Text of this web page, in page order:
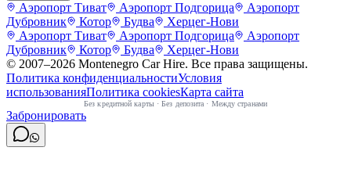
Аэропорт Тиват Аэропорт Подгорица
Аэропорт
Дубровник
Котор Будва
Херцег-Нови
Аэропорт Тиват
Аэропорт Подгорица
Аэропорт
Дубровник
Котор Будва
Херцег-Нови
© 2007–2026 Montenegro Car Hire. Все права защищены.
Политика конфиденциальностиУсловия
использованияПолитика cookiesКарта сайта
Без кредитной карты·Без депозита · Между странами
Забронировать